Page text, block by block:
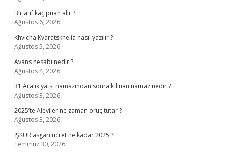
Bir atıf kaç puan alır ?
Ağustos 6, 2026
Khvicha Kvaratskhelia nasıl yazılır ?
Ağustos 5, 2026
Avans hesabı nedir ?
Ağustos 4, 2026
31 Aralık yatsı namazından sonra kılınan namaz nedir ?
Ağustos 3, 2026
2025’te Aleviler ne zaman oruç tutar ?
Ağustos 3, 2026
İŞKUR asgari ücret ne kadar 2025 ?
Temmuz 30, 2026